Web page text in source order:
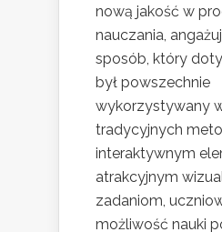
nową jakość w
nauczania,
sposób, który
był powszechnie
wykorzystywany
tradycyjnych
interaktywnym
atrakcyjnym
zadaniom,
możliwość nauki